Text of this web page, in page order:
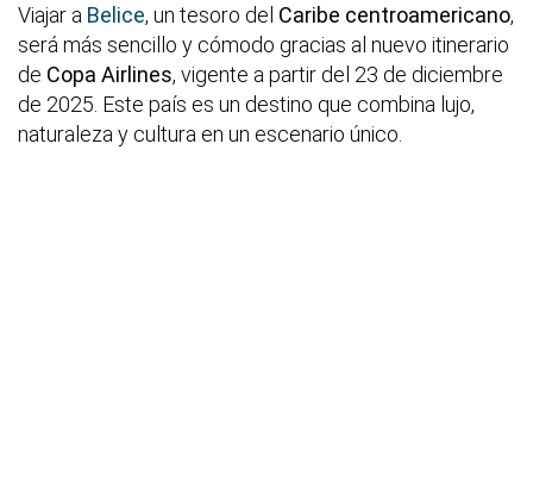
Viajar a Belice, un tesoro del Caribe centroamericano,
será más sencillo y cómodo gracias al nuevo itinerario
de Copa Airlines, vigente a partir del 23 de diciembre
de 2025. Este país es un destino que combina lujo,
naturaleza y cultura en un escenario único.